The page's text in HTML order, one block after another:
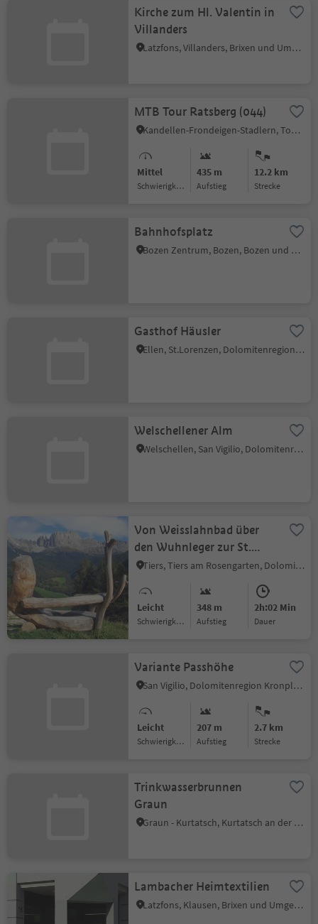
Kirche zum Hl. Valentin in
Villanders
Latzfons, Villanders, Brixen und Umgebung
MTB Tour Ratsberg (044)
Kandellen-Frondeigen-Stadlern, Toblach, Dolomitenregion 3 Zinnen
Mittel
Schwierigkeitsgrad
435 m
Aufstieg
12.2 km
Strecke
Bahnhofsplatz
Bozen Zentrum, Bozen, Bozen und Umgebung
Gasthof Häusler
Ellen, St.Lorenzen, Dolomitenregion Kronplatz
Welschellener Alm
Welschellen, San Vigilio, Dolomitenregion Kronplatz
Von Weisslahnbad über
den Wuhnleger zur St.
Sebastian Kapelle
Tiers, Tiers am Rosengarten, Dolomitenregion Seiser Alm
Leicht
Schwierigkeitsgrad
348 m
Aufstieg
2h:02 Min
Dauer
Variante Passhöhe
San Vigilio, Dolomitenregion Kronplatz
Leicht
Schwierigkeitsgrad
207 m
Aufstieg
2.7 km
Strecke
Trinkwasserbrunnen
Graun
Graun - Kurtatsch, Kurtatsch an der Weinstraße, Südtiroler Weinstraße
Lambacher Heimtextilien
Latzfons, Klausen, Brixen und Umgebung